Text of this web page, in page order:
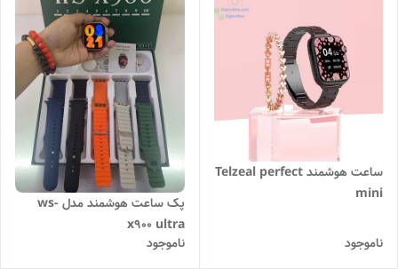
ساعت هوشمند Telzeal perfect
mini
ناموجود
پک ساعت هوشمند مدل ws-
x900 ultra
ناموجود